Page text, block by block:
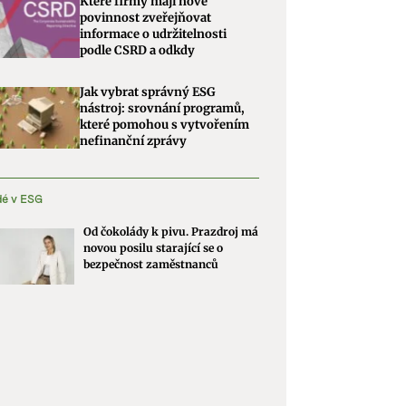
povinnost zveřejňovat
informace o udržitelnosti
podle CSRD a odkdy
Jak vybrat správný ESG
nástroj: srovnání programů,
které pomohou s vytvořením
nefinanční zprávy
v ESG
Od čokolády k pivu. Prazdroj má
novou posilu starající se o
bezpečnost zaměstnanců